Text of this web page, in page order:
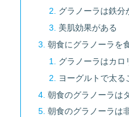
グラノーラは鉄分
美肌効果がある
朝食にグラノーラを
グラノーラはカロ
ヨーグルトで太る
朝食のグラノーラは
朝食のグラノーラは